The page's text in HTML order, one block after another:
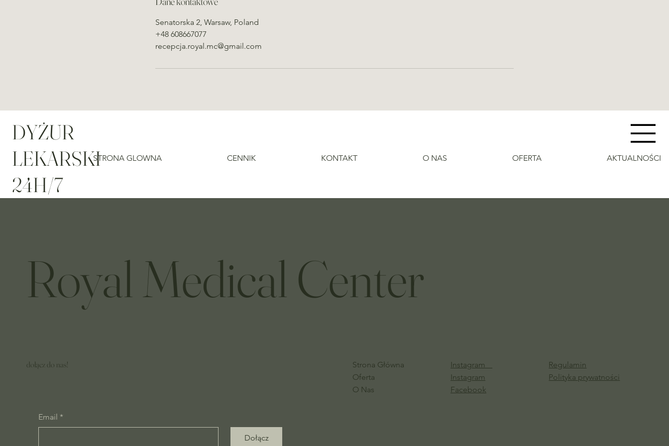
DYŻUR
LEKARSKI
24H/7
STRONA GLOWNA CENNIK KONTAKT O NAS OFERTA AKTUALNOŚCI
Senatorska 2, Warsaw, Poland
+48 608667077
recepcja.royal.mc@gmail.com
Royal Medical Center
dołącz do nas!
Instagram
Instagram
Facebook
Strona Główna
Oferta
O Nas
Regulamin
Polityka prywatności
Email *
Dołącz